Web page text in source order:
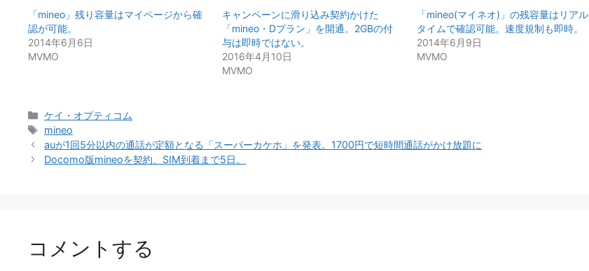
「mineo」残り容量はマイページから確
認が可能。
2014年6月6日
MVMO
キャンペーンに滑り込み契約かけた
「mineo・Dプラン」を開通。2GBの付
与は即時ではない。
2016年4月10日
MVMO
「mineo(マイネオ)」の残容量はリアル
タイムで確認可能。速度規制も即時。
2014年6月9日
MVMO
カ
テ
ゴ
リ
ケイ・オプティコム
タ
グ
mineo
auが1回5分以内の通話が定額となる「スーパーカケホ」を発表。1700円で短時間通話がかけ放題に
Docomo版mineoを契約、SIM到着まで5日。
コメントする